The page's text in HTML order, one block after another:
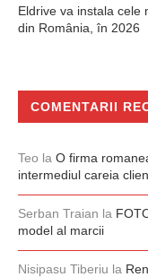
Eldrive va instala cele
din România, în 2026
COMENTARII
Teo la O firma
intermediul careia
Serban Traian la
model al marcii
Nisipasu Tiberiu la